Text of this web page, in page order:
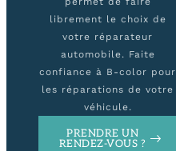
librement le choix de
votre réparateur
automobile. Faite
confiance à B-color pour
les réparations de votre
véhicule.
PRENDRE UN
RENDEZ-VOUS ?